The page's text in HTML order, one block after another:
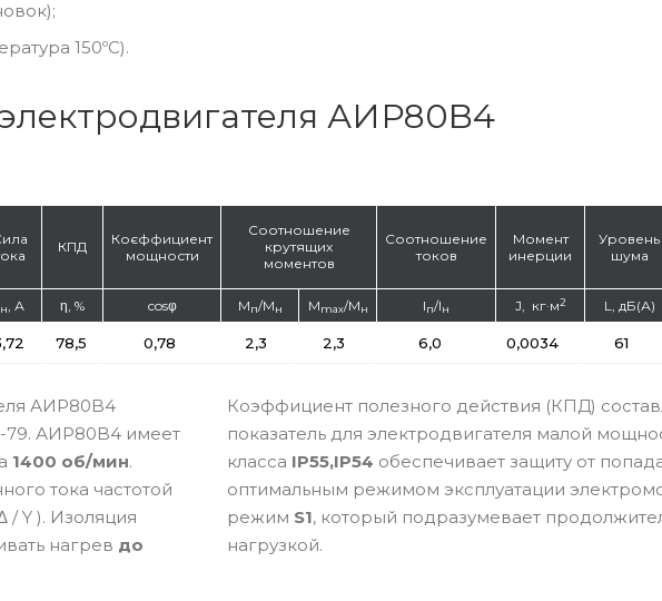
150ºС).
АИР80B4
КПД
Коєффициент
мощности
Соотношение
крутящих
моментов
Соотношение
токов
Момент
инерции
Уровень
шума
н, А η, % cosφ Mп/Mн Mmax/Mн Iп/Iн J, кг·м2 L, дБ(А)
78,5 0,78 2,3 2,3 6,0 0,0034 61
АИР80B4
79. АИР80B4 имеет
1400 об/мин.
тока частотой
Y ). Изоляция
нагрев до
Коэффициент полезного действия (КПД)
показатель для электродвигателя малой
класса IP55,IP54 обеспечивает защиту от
оптимальным режимом эксплуатации
режим S1, который подразумевает
нагрузкой.